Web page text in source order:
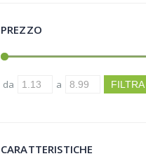
PREZZO
da a
CARATTERISTICHE